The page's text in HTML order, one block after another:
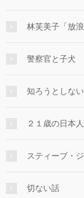
林芙美子「放
警察官と子犬
知ろうとしな
２１歳の日本
スティーブ・
切ない話